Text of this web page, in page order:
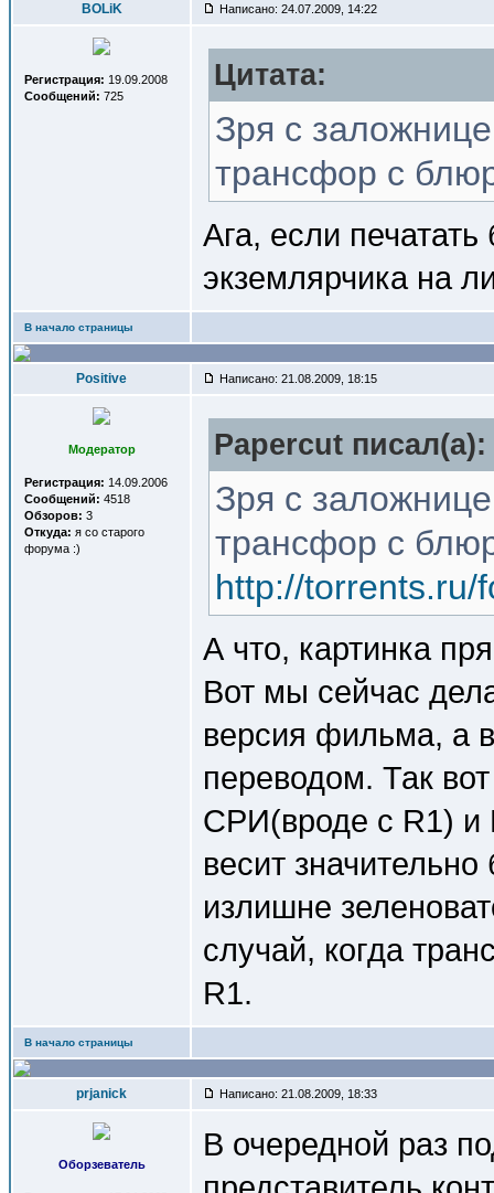
BOLiK Написано: 24.07.2009, 14:22
Регистрация: 19.09.2008
Сообщений: 725
Цитата:
Зря с
трансфор с
Ага, если печатать
экземлярчика на
В начало страницы
Positive Написано: 21.08.2009, 18:15
Модератор
Регистрация: 14.09.2006
Сообщений: 4518
Обзоров: 3
Откуда: я со старого
форума :)
Papercut писал(a):
Зря с
трансфор с
http://torrents.ru/
А что, картинка
Вот мы сейчас
версия фильма, а
переводом. Так
СРИ(вроде с R1) и
весит
излишне
случай, когда
R1.
В начало страницы
prjanick Написано: 21.08.2009, 18:33
Оборзеватель
В очередной раз